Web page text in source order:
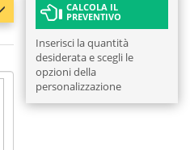
CALCOLA IL
PREVENTIVO
Inserisci la quantità
desiderata e scegli le
opzioni della
personalizzazione